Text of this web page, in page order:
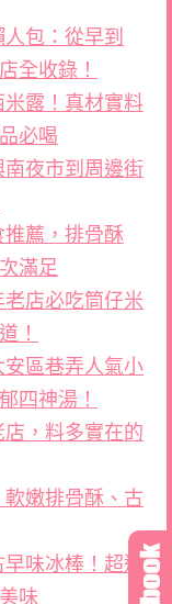
包：從早到
全收錄！
露！真材實料
必喝
夜市到周邊街
薦，排骨酥
滿足
店必吃筒仔米
！
區巷弄人氣小
四神湯！
，料多實在的
嫩排骨酥、古
味冰棒！超過
味